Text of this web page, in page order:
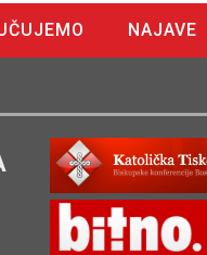
NAJAVE